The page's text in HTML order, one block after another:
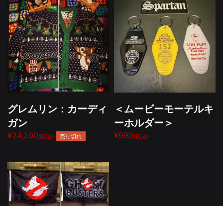
グレムリン：カーディ
ガン
¥24,200(税込) 売り切れ
＜ムービーモーテルキ
ーホルダー＞
¥990(税込)